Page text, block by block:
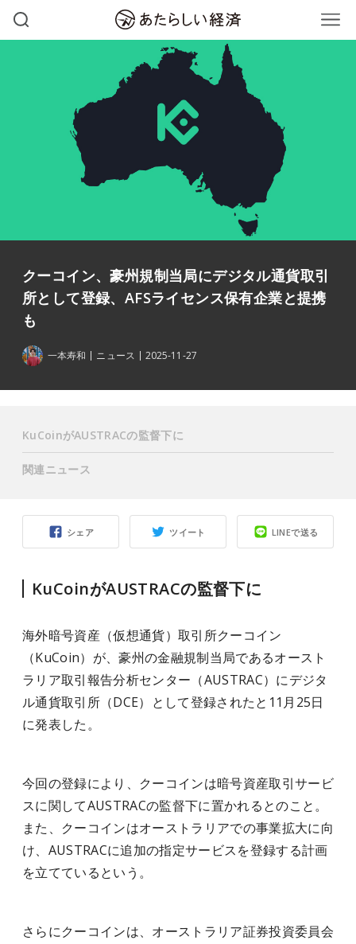
クーコイン、豪州規制当局にデジタル通貨取引
所として登録、AFSライセンス保有企業と提携
も
一本寿和 ニュース 2025-11-27
シェア ツイート LINEで送る
KuCoinがAUSTRACの監督下に
海外暗号資産（仮想通貨）取引所クーコイン
（KuCoin）が、豪州の金融規制当局であるオースト
ラリア取引報告分析センター（AUSTRAC）にデジタ
ル通貨取引所（DCE）として登録されたと11月25日
に発表した。
今回の登録により、クーコインは暗号資産取引サービ
スに関してAUSTRACの監督下に置かれるとのこと。
また、クーコインはオーストラリアでの事業拡大に向
け、AUSTRACに追加の指定サービスを登録する計画
を立てているという。
さらにクーコインは、オーストラリア証券投資委員会
KuCoinがAUSTRACの監督下に
関連ニュース